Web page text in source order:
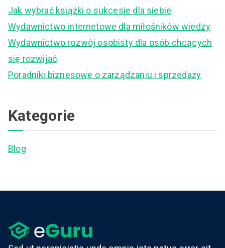
Jak wybrać książki o sukcesie dla siebie
Wydawnictwo internetowe dla miłośników wiedzy
Wydawnictwo rozwój osobisty dla osób chcących
się rozwijać
Poradniki biznesowe o zarządzaniu i sprzedaży
Kategorie
Blog